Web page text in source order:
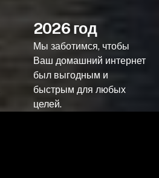
2026 год
Мы заботимся, чтобы
Ваш домашний интернет
был выгодным и
быстрым для любых
целей.